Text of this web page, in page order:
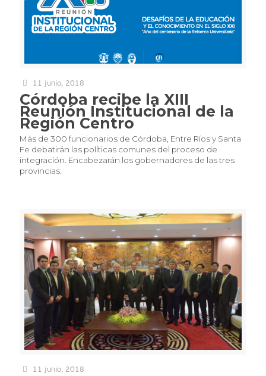
11 junio, 2018
Córdoba recibe la XIII
Reunión Institucional de la
Región Centro
Más de 300 funcionarios de Córdoba, Entre Ríos y Santa
Fe debatirán las políticas comunes del proceso de
integración. Encabezarán los gobernadores de las tres
provincias.
11 junio, 2018